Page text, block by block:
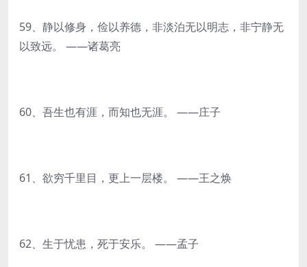
59、静以修身，俭以养德，非淡泊无以明志，非宁静无
以致远。 ——诸葛亮
60、吾生也有涯，而知也无涯。 ——庄子
61、欲穷千里目，更上一层楼。 ——王之焕
62、生于忧患，死于安乐。 ——孟子